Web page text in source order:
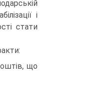
і
стати
що